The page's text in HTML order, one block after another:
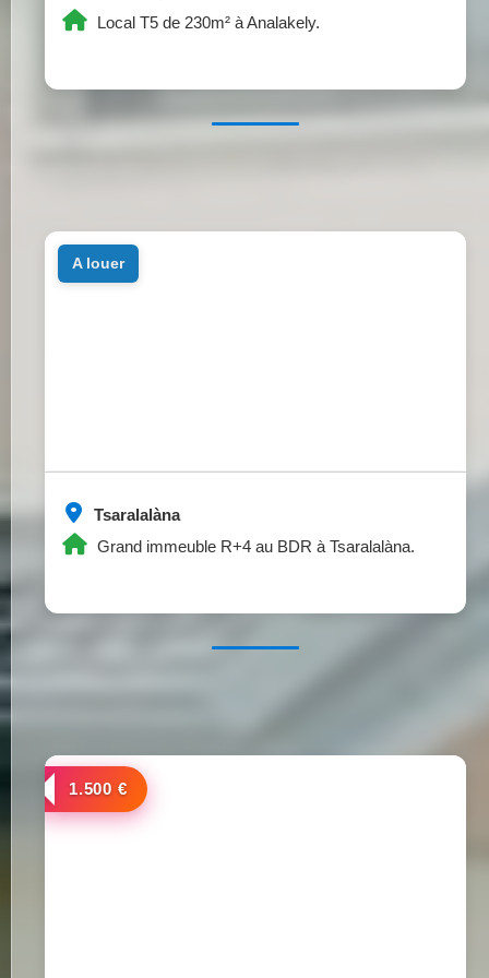
Local T5 de 230m² à Analakely.
Tsaralalàna
Grand immeuble R+4 au BDR à Tsaralalàna.
a louer
a louer
1.500 €